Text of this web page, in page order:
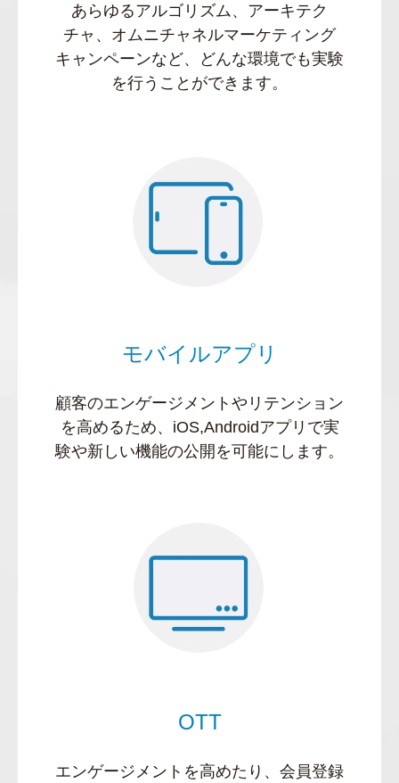
あらゆるアルゴリズム、アーキテク
チャ、オムニチャネルマーケティング
キャンペーンなど、どんな環境でも実験
を行うことができます。
モバイルアプリ
顧客のエンゲージメントやリテンション
を高めるため、iOS,Androidアプリで実
験や新しい機能の公開を可能にします。
OTT
エンゲージメントを高めたり、会員登録